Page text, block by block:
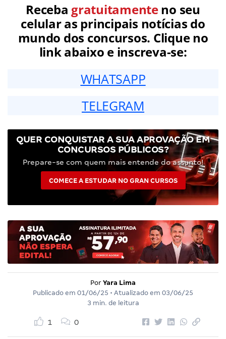
Receba gratuitamenteno seu
celular as principais notícias do
mundo dos concursos. Clique no
link abaixo e inscreva-se:
WHATSAPP
TELEGRAM
QUER CONQUISTAR A SUA APROVAÇÃO EM
CONCURSOS PÚBLICOS?
Prepare-se com quem mais entende do assunto!
COMECE A ESTUDAR NO GRAN CURSOS
Por Yara Lima
Publicado em 01/06/25 • Atualizado em 03/06/25
3 min. de leitura
1 0